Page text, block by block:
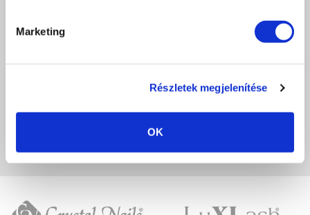
Marketing
Részletek megjelenítése
OK
0 / 5
A képeken megjelenő színek eltérhetnek a valóságtól, a monitor beállításaitól
függően.